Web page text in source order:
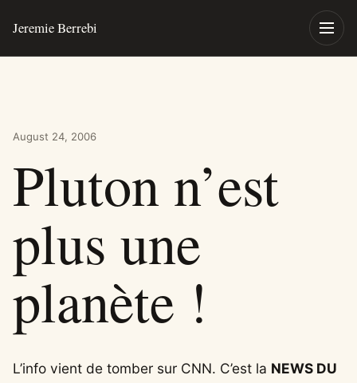
Jeremie Berrebi
August 24, 2006
Pluton n’est
plus une
planète !
L’info vient de tomber sur CNN. C’est la NEWS DU